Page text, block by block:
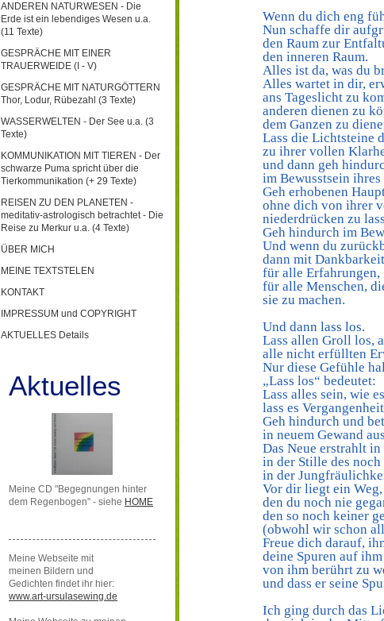
ANDEREN NATURWESEN - Die
Erde ist ein lebendiges Wesen u.a.
(11 Texte)
GESPRÄCHE MIT EINER
TRAUERWEIDE (I - V)
GESPRÄCHE MIT NATURGÖTTERN
Thor, Lodur, Rübezahl (3 Texte)
WASSERWELTEN - Der See u.a. (3
Texte)
KOMMUNIKATION MIT TIEREN - Der
schwarze Puma spricht über die
Tierkommunikation (+ 29 Texte)
REISEN ZU DEN PLANETEN -
meditativ-astrologisch betrachtet - Die
Reise zu Merkur u.a. (4 Texte)
ÜBER MICH
MEINE TEXTSTELEN
KONTAKT
IMPRESSUM und COPYRIGHT
AKTUELLES Details
Aktuelles
Meine CD "Begegnungen hinter
dem Regenbogen" - siehe HOME
Meine Webseite mit
meinen Bildern und
Gedichten findet ihr hier:
www.art-ursulasewing.de
Wenn du dich eng
Nun schaffe dir
den Raum zur
den inneren Raum.
Alles ist da, was du
Alles wartet in dir,
ans Tageslicht zu
anderen dienen zu
dem Ganzen zu
Lass die Lichtsteine
zu ihrer vollen
und dann geh
im Bewusstsein
Geh erhobenen
ohne dich von ihrer
niederdrücken zu
Geh hindurch im
Und wenn du
dann mit
für alle Erfahrungen,
für alle Menschen,
sie zu machen.
Und dann lass los.
Lass allen Groll los,
alle nicht erfüllten
Nur diese Gefühle
„Lass los“ bedeutet:
Lass alles sein, wie
lass es
Geh hindurch und
in neuem Gewand
Das Neue erstrahlt
in der Stille des
in der
Vor dir liegt ein Weg,
den du noch nie
den so noch keiner
(obwohl wir schon
Freue dich darauf,
deine Spuren auf
von ihm berührt zu
und dass er seine
Ich ging durch das